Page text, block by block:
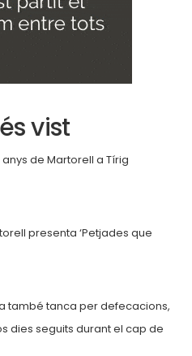
vist
anys de Martorell a Tírig
presenta ‘Petjades que
també tanca per defecacions,
dies seguits durant el cap de